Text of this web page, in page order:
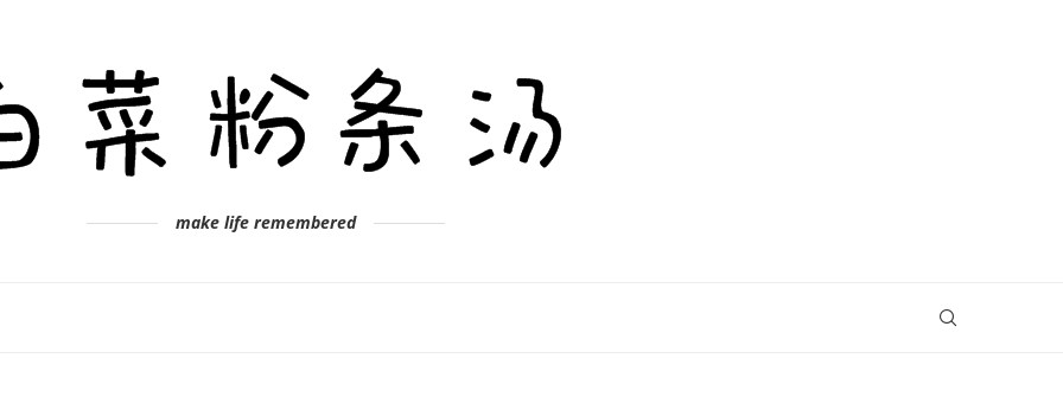
make life remembered